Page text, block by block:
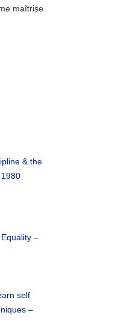
maîtrise
& the
–
self
–